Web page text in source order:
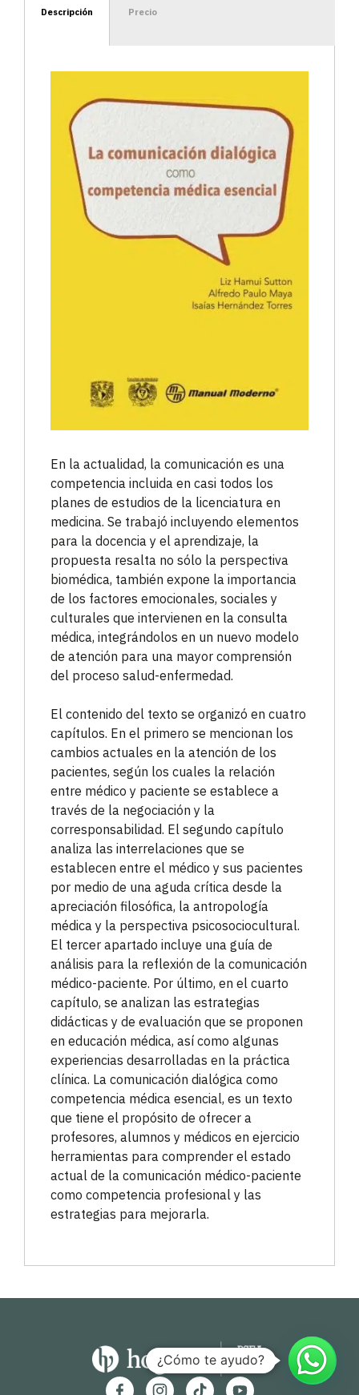
Descripción Precio
En la actualidad, la comunicación es una
competencia incluida en casi todos los
planes de estudios de la licenciatura en
medicina. Se trabajó incluyendo elementos
para la docencia y el aprendizaje, la
propuesta resalta no sólo la perspectiva
biomédica, también expone la importancia
de los factores emocionales, sociales y
culturales que intervienen en la consulta
médica, integrándolos en un nuevo modelo
de atención para una mayor comprensión
del proceso salud-enfermedad.
El contenido del texto se organizó en cuatro
capítulos. En el primero se mencionan los
cambios actuales en la atención de los
pacientes, según los cuales la relación
entre médico y paciente se establece a
través de la negociación y la
corresponsabilidad. El segundo capítulo
analiza las interrelaciones que se
establecen entre el médico y sus pacientes
por medio de una aguda crítica desde la
apreciación filosófica, la antropología
médica y la perspectiva psicosociocultural.
El tercer apartado incluye una guía de
análisis para la reflexión de la comunicación
médico-paciente. Por último, en el cuarto
capítulo, se analizan las estrategias
didácticas y de evaluación que se proponen
en educación médica, así como algunas
experiencias desarrolladas en la práctica
clínica. La comunicación dialógica como
competencia médica esencial, es un texto
que tiene el propósito de ofrecer a
profesores, alumnos y médicos en ejercicio
herramientas para comprender el estado
actual de la comunicación médico-paciente
como competencia profesional y las
estrategias para mejorarla.
¿Cómo te ayudo?